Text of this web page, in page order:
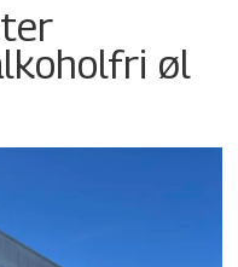
øl